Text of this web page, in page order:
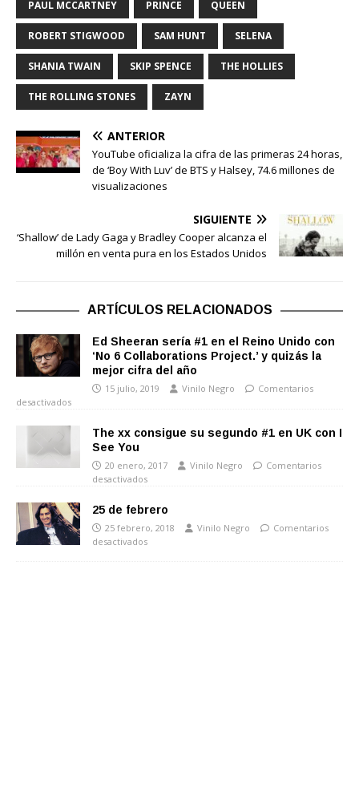
PAUL MCCARTNEY PRINCE QUEEN
ROBERT STIGWOOD SAM HUNT SELENA
SHANIA TWAIN SKIP SPENCE THE HOLLIES
THE ROLLING STONES ZAYN
ANTERIOR
YouTube oficializa la cifra de las primeras 24 horas,
de ‘Boy With Luv’ de BTS y Halsey, 74.6 millones de
visualizaciones
SIGUIENTE
‘Shallow’ de Lady Gaga y Bradley Cooper alcanza el
millón en venta pura en los Estados Unidos
ARTÍCULOS RELACIONADOS
Ed Sheeran sería #1 en el Reino Unido con
‘No 6 Collaborations Project.’ y quizás la
mejor cifra del año
15 julio, 2019 Vinilo Negro
Comentarios
desactivados
The xx consigue su segundo #1 en UK con I
See You
20 enero, 2017 Vinilo Negro
Comentarios
desactivados
25 de febrero
25 febrero, 2018 Vinilo Negro
Comentarios
desactivados